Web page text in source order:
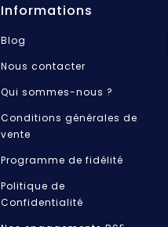
Informations
Blog
Nous contacter
Qui sommes-nous ?
Conditions générales de
vente
Programme de fidélité
Politique de
Confidentialité